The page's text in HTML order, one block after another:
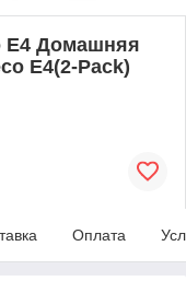
E4 Домашняя
E4(2-Pack)
Оплата